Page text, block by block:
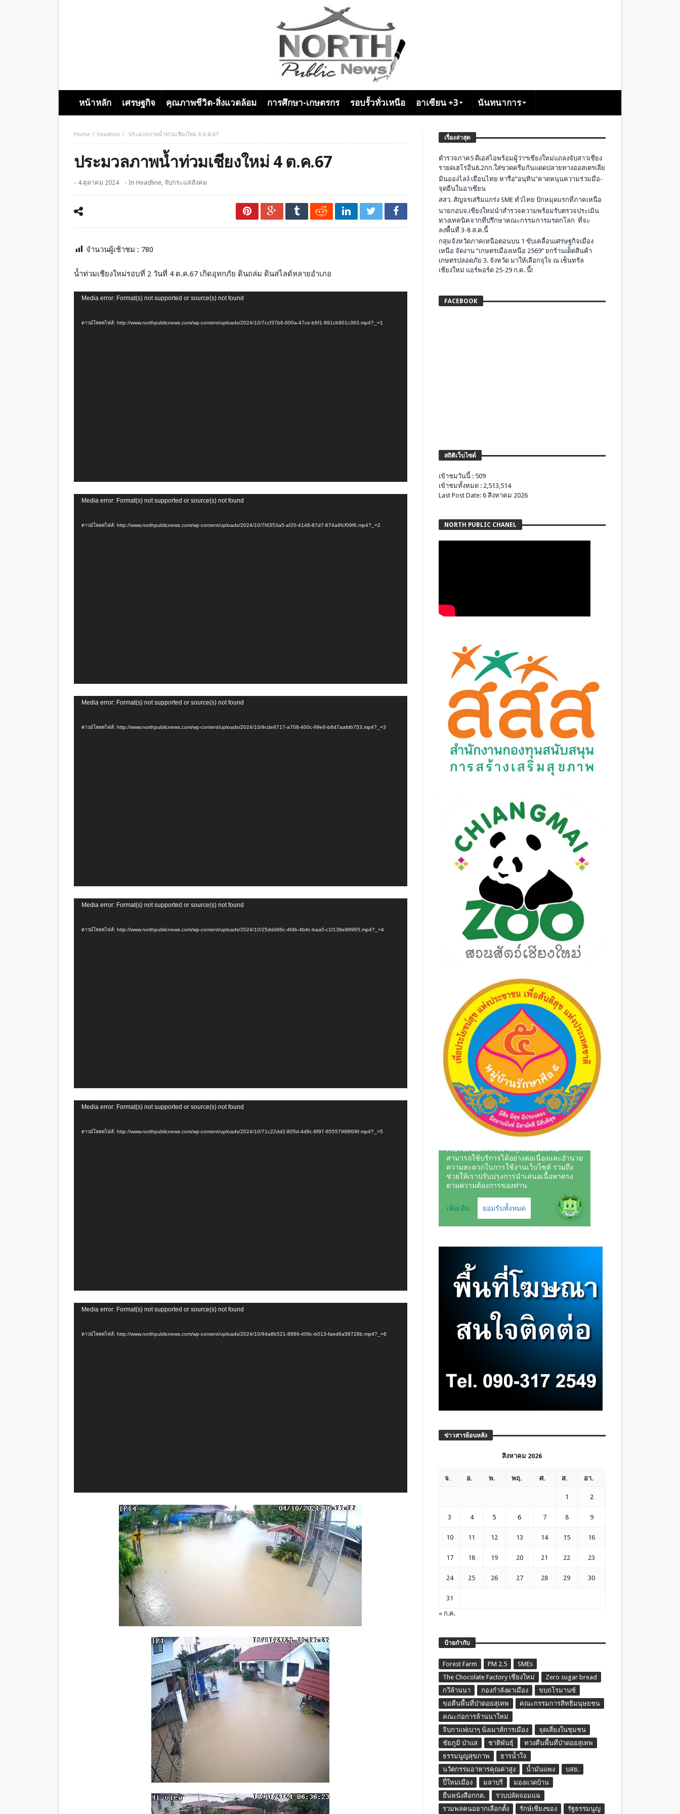
หน้าหลัก เศรษฐกิจ คุณภาพชีวิต-สิ่งแวดล้อม การศึกษา-เกษตรกร รอบรั้วทั่วเหนือ อาเซียน +3 นันทนาการ
Home headline ประมวลภาพน้ำท่วมเชียงใหม่ 4 ต.ค.67
ประมวลภาพน้ำท่วมเชียงใหม่ 4 ต.ค.67
- 4 ตุลาคม 2024 - In Headline, จับกระแสสังคม
จำนวนผู้เช้าชม : 780
น้ำท่วมเชียงใหม่รอบที่ 2 วันที่ 4 ต.ค.67 เกิดอุทกภัย ดินถล่ม ดินสไลด์หลายอำเภอ
ตัว
ไฟล์
Media error: Format(s) not supported or source(s) not found
ดาวน์โหลดไฟล์: http://www.northpublicnews.com/wp-content/uploads/2024/10/7ccf37b6-000a-47ce-b6f1-991cb901c363.mp4?_=1
ตัว
ไฟล์
Media error: Format(s) not supported or source(s) not found
ดาวน์โหลดไฟล์: http://www.northpublicnews.com/wp-content/uploads/2024/10/7f4353a5-af20-4148-87d7-674a9fcf09f6.mp4?_=2
ตัว
ไฟล์
Media error: Format(s) not supported or source(s) not found
ดาวน์โหลดไฟล์: http://www.northpublicnews.com/wp-content/uploads/2024/10/9cde8717-a708-400c-99e6-b6d7aafdb753.mp4?_=3
ตัว
ไฟล์
Media error: Format(s) not supported or source(s) not found
ดาวน์โหลดไฟล์: http://www.northpublicnews.com/wp-content/uploads/2024/10/25ddd96c-4fdb-4b4c-baa0-c1f138e88965.mp4?_=4
ตัว
ไฟล์
Media error: Format(s) not supported or source(s) not found
ดาวน์โหลดไฟล์: http://www.northpublicnews.com/wp-content/uploads/2024/10/71c22dd2-805d-4d9c-8f97-85557998f09f.mp4?_=5
ตัว
ไฟล์
Media error: Format(s) not supported or source(s) not found
ดาวน์โหลดไฟล์: http://www.northpublicnews.com/wp-content/uploads/2024/10/94a8b521-8886-409c-b013-faed6a58728b.mp4?_=6
เรื่องล่าสุด
ตำรวจภาค5 ดีเอสไอพร้อมผู้ว่าฯเชียงใหม่แถลงจับสาวเชียง
รายดเฮโรอีน8.2กก.ใส่ขวดครีมกันแดดปลายทางออสเตรเลีย
มินอองไลง์ เยือนไทย หารือ”อนุทิน”คาดหนุนความร่วมมือ-
จุดยืนในอาเซียน
สสว. สัญจรเสริมแกร่ง SME ทั่วไทย ปักหมุดแรกที่ภาคเหนือ
นายกอบจ.เชียงใหม่นำสำรวจความพร้อมรับตรวจประเมิน
ทางเทคนิคจากที่ปรึกษาคณะกรรมการมรดกโลก ที่จะ
ลงพื้นที่ 3-8 ส.ค.นี้
กลุ่มจังหวัดภาคเหนือตอนบน 1 ขับเคลื่อนเศรษฐกิจเมือง
เหนือ จัดงาน “เกษตรเมืองเหนือ 2569” ยกร้านเด็ดสินค้า
เกษตรปลอดภัย 3. จังหวัด มาให้เลือกจุใจ ณ เซ็นทรัล
เชียงใหม่ แอร์พอร์ต 25-29 ก.ค. นี้!
FACEBOOK
สถิติเว็บไซต์
เข้าชมวันนี้ : 509
เข้าชมทั้งหมด : 2,513,514
Last Post Date: 6 สิงหาคม 2026
NORTH PUBLIC CHANEL
ข่าวสารย้อนหลัง
สิงหาคม 2026
จ. อ. พ. พฤ. ศ. ส. อา.
1 2
3 4 5 6 7 8 9
10 11 12 13 14 15 16
17 18 19 20 21 22 23
24 25 26 27 28 29 30
31
« ก.ค.
ป้ายกำกับ
Forest Farm PM 2.5
SMEs
The Chocolate Factory เชียงใหม่
Zero sugar bread
กวีล้านนา
กองกำลังผาเมือง
ขบถโรมานซ์
ขอคืนพื้นที่ป่าดอยสุเทพ
คณะกรรมการสิทธิมนุษยชน
คณะก่อการล้านนาใหม่
จิบกาแฟเบาๆ นั่งเมาส์การเมือง
จุดเสี่ยงในชุมชน
ชัยภูมิ ป่าแส
ชาติพันธุ์
ทวงคืนพื้นที่ป่าดอยสุเทพ
ธรรมนูญสุขภาพ
ธารน้ำใจ
นวัตกรรมอาหารคุณค่าสูง
น้ำมันแพง
บสย.
ปี๋ใหม่เมือง
มลาบรี
มองแวดบ้าน
ยื่นหนังสือกกต.
รวบปลัดจอมแฉ
รวมพลคนอยากเลือกตั้ง
รักษ์เชียงของ รัฐธรรมนูญ